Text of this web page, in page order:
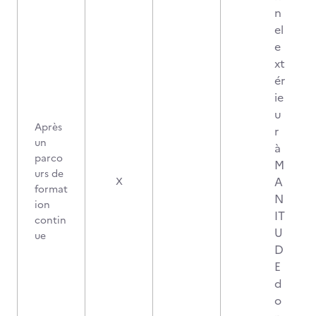
Après
un
parco
urs de
format
ion
contin
ue
X
n
el
e
xt
ér
ie
u
r
à
M
A
N
IT
U
D
E
d
o